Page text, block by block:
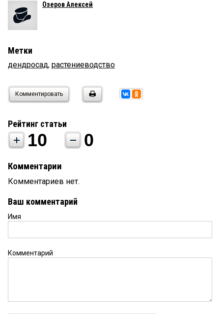
Озеров Алексей
Метки
дендросад, растениеводство
Комментировать
Рейтинг статьи
10 0
Комментарии
Комментариев нет.
Ваш комментарий
Имя
Комментарий